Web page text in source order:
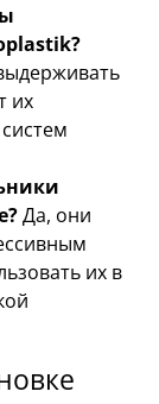
их
Да, они
их в